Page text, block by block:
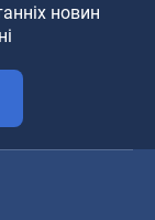
новин